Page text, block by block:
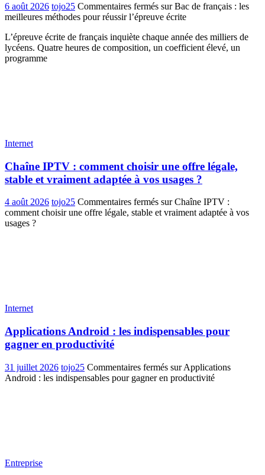
6 août 2026 tojo25 Commentaires fermés sur Bac de français : les
meilleures méthodes pour réussir l’épreuve écrite
L’épreuve écrite de français inquiète chaque année des milliers de
lycéens. Quatre heures de composition, un coefficient élevé, un
programme
Internet
Chaîne IPTV : comment choisir une offre légale,
stable et vraiment adaptée à vos usages ?
4 août 2026 tojo25 Commentaires fermés sur Chaîne IPTV :
comment choisir une offre légale, stable et vraiment adaptée à vos
usages ?
Internet
Applications Android : les indispensables pour
gagner en productivité
31 juillet 2026 tojo25 Commentaires fermés sur Applications
Android : les indispensables pour gagner en productivité
Entreprise